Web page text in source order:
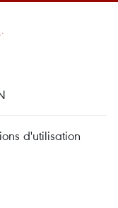
d'utilisation